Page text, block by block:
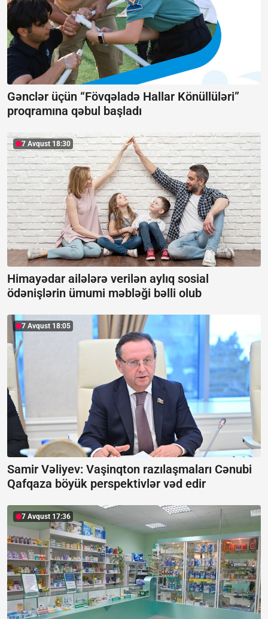
Gənclər üçün “Fövqəladə Hallar Könüllüləri”
proqramına qəbul başladı
7 Avqust 18:30
Himayədar ailələrə verilən aylıq sosial
ödənişlərin ümumi məbləği bəlli olub
7 Avqust 18:05
Samir Vəliyev: Vaşinqton razılaşmaları Cənubi
Qafqaza böyük perspektivlər vəd edir
7 Avqust 17:36